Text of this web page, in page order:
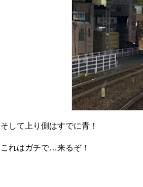
そして上り側はすでに青！
これはガチで…来るぞ！